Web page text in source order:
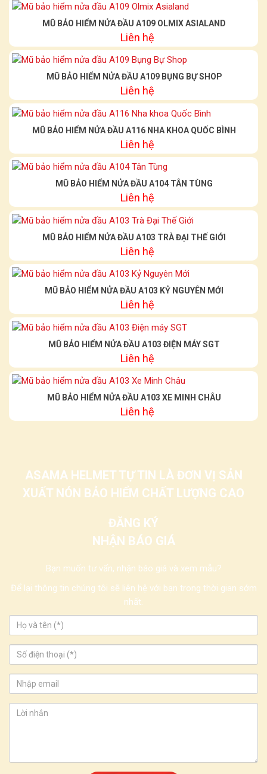
MŨ BẢO HIỂM NỬA ĐẦU A109 OLMIX ASIALAND
Liên hệ
MŨ BẢO HIỂM NỬA ĐẦU A109 BỤNG BỰ SHOP
Liên hệ
MŨ BẢO HIỂM NỬA ĐẦU A116 NHA KHOA QUỐC BÌNH
Liên hệ
MŨ BẢO HIỂM NỬA ĐẦU A104 TÂN TÙNG
Liên hệ
MŨ BẢO HIỂM NỬA ĐẦU A103 TRÀ ĐẠI THẾ GIỚI
Liên hệ
MŨ BẢO HIỂM NỬA ĐẦU A103 KỶ NGUYÊN MỚI
Liên hệ
MŨ BẢO HIỂM NỬA ĐẦU A103 ĐIỆN MÁY SGT
Liên hệ
MŨ BẢO HIỂM NỬA ĐẦU A103 XE MINH CHÂU
Liên hệ
ASAMA HELMET TỰ TIN LÀ ĐƠN VỊ SẢN
XUẤT NÓN BẢO HIỂM CHẤT LƯỢNG CAO
ĐĂNG KÝ
NHẬN BÁO GIÁ
Bạn muốn tư vấn, nhận báo giá và xem mẫu?
Để lại thông tin chúng tôi sẽ liên hệ với bạn trong thời gian sớm
nhất.